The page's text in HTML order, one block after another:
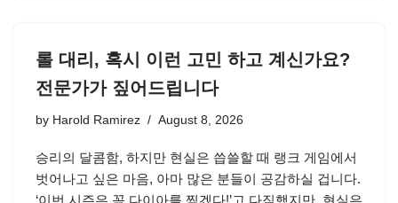
롤 대리, 혹시 이런 고민 하고 계신가요?
전문가가 짚어드립니다
by Harold Ramirez August 8, 2026
승리의 달콤함, 하지만 현실은 씁쓸할 때 랭크 게임에서
벗어나고 싶은 마음, 아마 많은 분들이 공감하실 겁니다.
‘이번 시즌은 꼭 다이아를 찍겠다!’고 다짐했지만, 현실은